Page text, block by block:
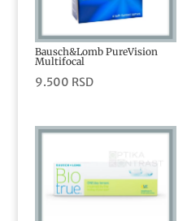
Bausch&Lomb PureVision
Multifocal
9.500 RSD